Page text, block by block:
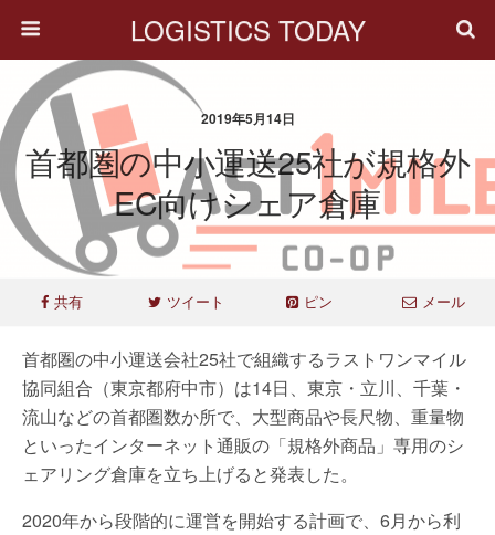
LOGISTICS TODAY
2019年5月14日
首都圏の中小運送25社が規格外
EC向けシェア倉庫
共有 ツイート ピン メール
首都圏の中小運送会社25社で組織するラストワンマイル
協同組合（東京都府中市）は14日、東京・立川、千葉・
流山などの首都圏数か所で、大型商品や長尺物、重量物
といったインターネット通販の「規格外商品」専用のシ
ェアリング倉庫を立ち上げると発表した。
2020年から段階的に運営を開始する計画で、6月から利